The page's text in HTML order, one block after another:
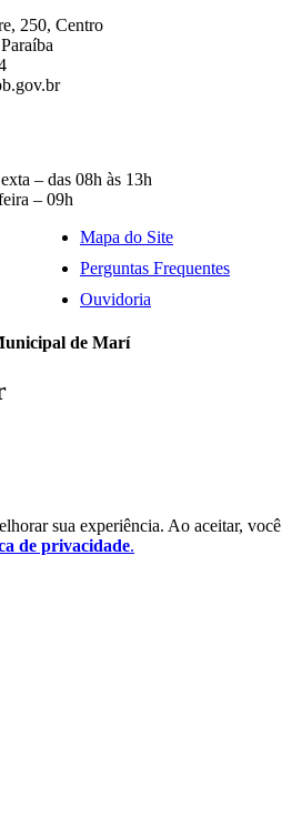
250, Centro
– das 08h às 13h
– 09h
Mapa do Site
Perguntas Frequentes
Ouvidoria
de Marí
sua experiência. Ao aceitar, você
de privacidade.